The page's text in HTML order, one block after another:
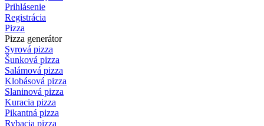
Prihlásenie
Registrácia
Pizza
Pizza generátor
Syrová pizza
Šunková pizza
Salámová pizza
Klobásová pizza
Slaninová pizza
Kuracia pizza
Pikantná pizza
Rybacia pizza